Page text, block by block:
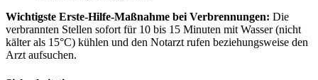
Wichtigste Erste-Hilfe-Maßnahme bei Verbrennungen: Die
verbrannten Stellen sofort für 10 bis 15 Minuten mit Wasser (nicht
kälter als 15°C) kühlen und den Notarzt rufen beziehungsweise den
Arzt aufsuchen.